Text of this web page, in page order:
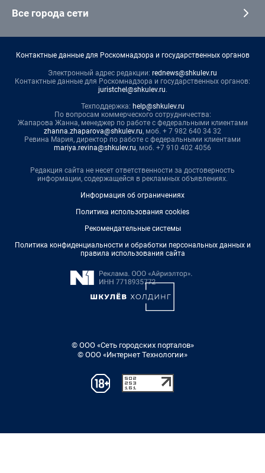
Все города сети
Контактные данные для Роскомнадзора и государственных органов
Электронный адрес редакции: rednews@shkulev.ru
Контактные данные для Роскомнадзора и государственных органов:
juristchel@shkulev.ru.
Техподдержка: help@shkulev.ru
По вопросам коммерческого сотрудничества:
Жапарова Жанна, менеджер по работе с федеральными клиентами
zhanna.zhaparova@shkulev.ru, моб. + 7 982 640 34 32
Ревина Мария, директор по работе с федеральными клиентами
mariya.revina@shkulev.ru, моб. +7 910 402 4056
Редакция сайта не несет ответственности за достоверность
информации, содержащейся в рекламных объявлениях.
Информация об ограничениях
Политика использования cookies
Рекомендательные системы
Политика конфиденциальности и обработки персональных данных и
правила использования сайта
© ООО «Сеть городских порталов»
© ООО «Интернет Технологии»